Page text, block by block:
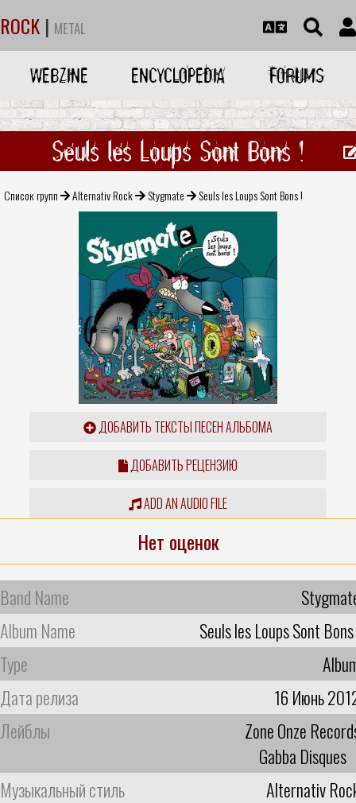
ROCK | METAL
WEBZINE ENCYCLOPEDIA FORUMS
Seuls les Loups Sont Bons !
Список групп Alternativ Rock Stygmate Seuls les Loups Sont Bons !
ДОБАВИТЬ ТЕКСТЫ ПЕСЕН АЛЬБОМА
ДОБАВИТЬ РЕЦЕНЗИЮ
ADD AN AUDIO FILE
Нет оценок
Band Name
Album Name
Seuls les Loups Sont
Type
Дата релиза
16 Июнь
Лейблы
Zone Onze
Gabba Disques
Музыкальный стиль
Alternativ